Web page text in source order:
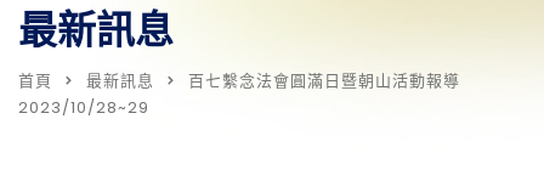
最新訊息
首頁 最新訊息
百七繫念法會圓滿日暨朝山活動報導
2023/10/28~29